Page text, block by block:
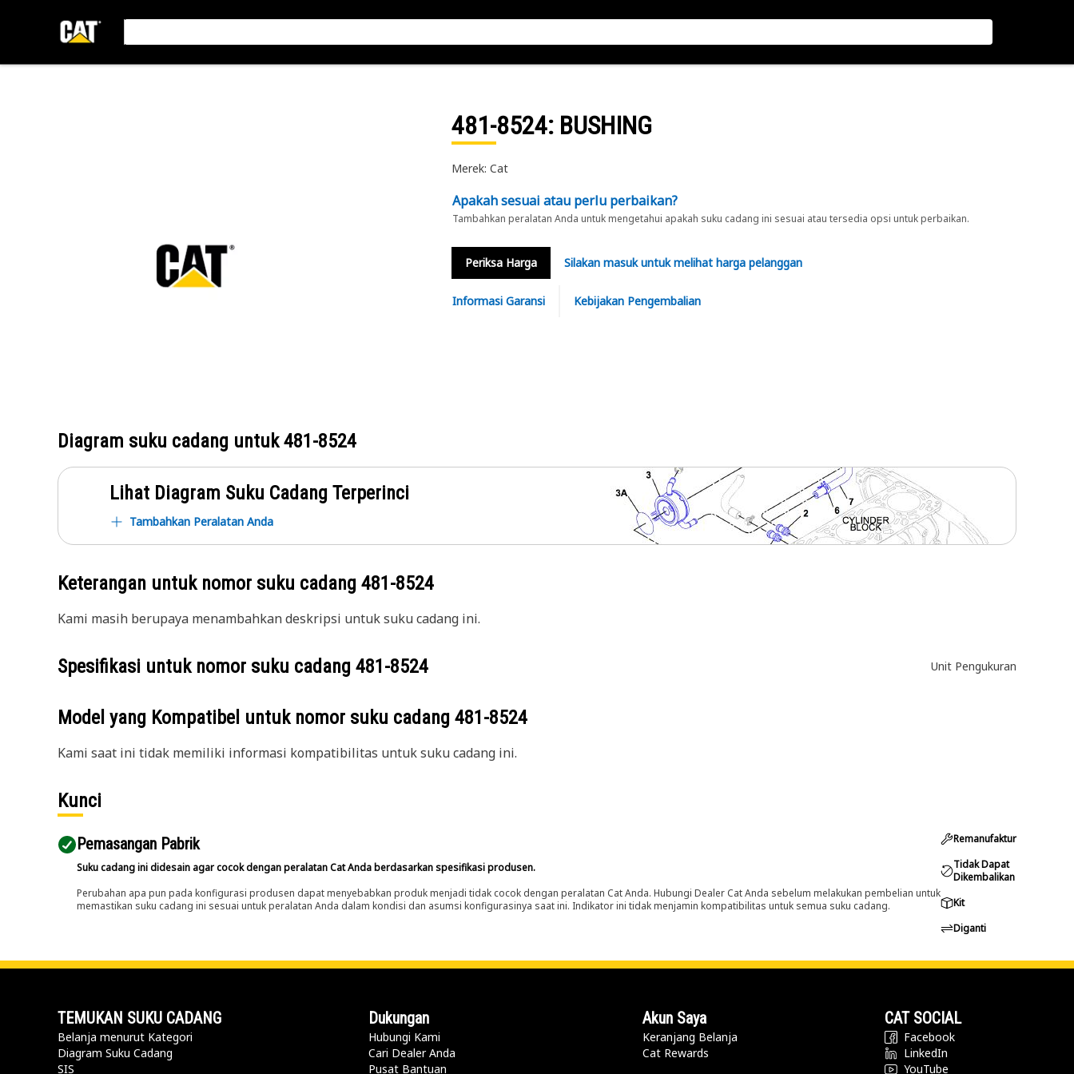
481-8524: BUSHING
Merek: Cat
Apakah sesuai atau perlu perbaikan?
Tambahkan peralatan Anda untuk mengetahui apakah suku cadang ini sesuai atau tersedia opsi untuk perbaikan.
Periksa Harga Silakan masuk untuk melihat harga pelanggan
Informasi Garansi Kebijakan Pengembalian
Diagram suku cadang untuk481-8524
Lihat Diagram Suku Cadang Terperinci
Tambahkan Peralatan Anda
Keterangan untuk nomor suku cadang 481-8524
Kami masih berupaya menambahkan deskripsi untuk suku cadang ini.
Spesifikasi untuk nomor suku cadang 481-8524 Unit Pengukuran
Model yang Kompatibel untuk nomor suku cadang 481-8524
Kami saat ini tidak memiliki informasi kompatibilitas untuk suku cadang ini.
Kunci
Pemasangan Pabrik
Suku cadang ini didesain agar cocok dengan peralatan Cat Anda berdasarkan spesifikasi produsen.
Perubahan apa pun pada konfigurasi produsen dapat menyebabkan produk menjadi tidak cocok dengan peralatan Cat Anda. Hubungi Dealer Cat Anda sebelum melakukan pembelian untuk
memastikan suku cadang ini sesuai untuk peralatan Anda dalam kondisi dan asumsi konfigurasinya saat ini. Indikator ini tidak menjamin kompatibilitas untuk semua suku cadang.
Remanufaktur
Tidak Dapat
Dikembalikan
Kit
Diganti
TEMUKAN SUKU CADANG
Belanja menurut Kategori
Diagram Suku Cadang
SIS
Dukungan
Hubungi Kami
Cari Dealer Anda
Pusat Bantuan
Akun Saya
Keranjang Belanja
Cat Rewards
CAT SOCIAL
Facebook
LinkedIn
YouTube